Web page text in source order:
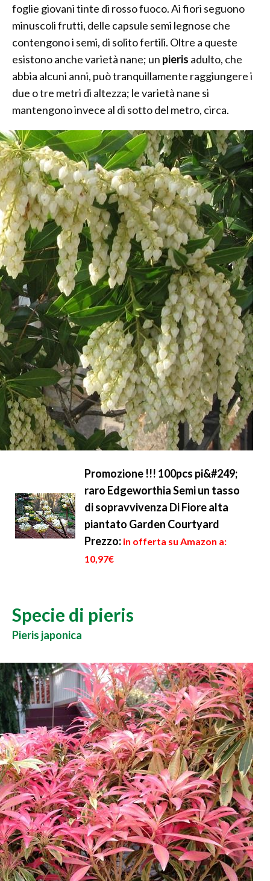
foglie giovani tinte di rosso fuoco. Ai fiori seguono
minuscoli frutti, delle capsule semi legnose che
contengono i semi, di solito fertili. Oltre a queste
esistono anche varietà nane; un pieris adulto, che
abbia alcuni anni, può tranquillamente raggiungere i
due o tre metri di altezza; le varietà nane si
mantengono invece al di sotto del metro, circa.
Promozione !!! 100pcs pi&#249;
raro Edgeworthia Semi un tasso
di sopravvivenza Di Fiore alta
piantato Garden Courtyard
Prezzo: in offerta su Amazon a:
10,97€
Specie di pieris
Pieris japonica